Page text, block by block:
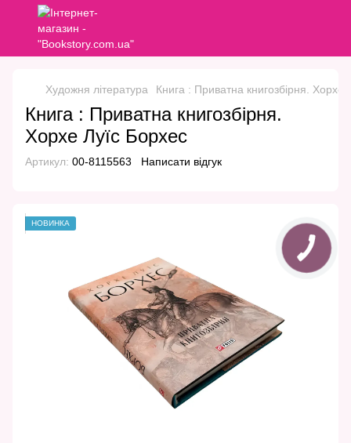
Художня література Книга : Приватна книгозбірня. Хорхе
Книга : Приватна книгозбірня.
Хорхе Луїс Борхес
Артикул: 00-8115563 Написати відгук
НОВИНКА